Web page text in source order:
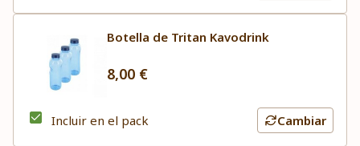
Botella de Tritan Kavodrink
8,00 €
Incluir en el pack Cambiar